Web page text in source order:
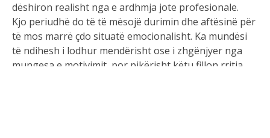
dëshiron realisht nga e ardhmja jote profesionale.
Kjo periudhë do të të mësojë durimin dhe aftësinë për
të mos marrë çdo situatë emocionalisht. Ka mundësi
të ndihesh i lodhur mendërisht ose i zhgënjyer nga
mungesa e motivimit, por pikërisht këtu fillon rritja